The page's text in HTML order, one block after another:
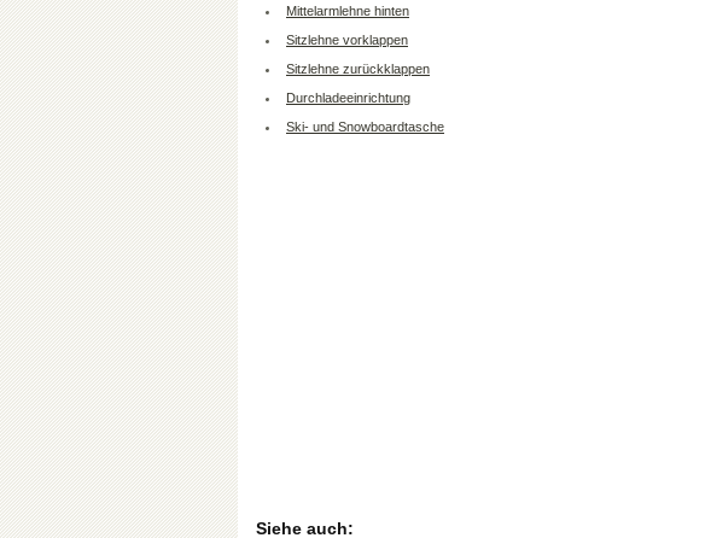
Mittelarmlehne hinten
Sitzlehne vorklappen
Sitzlehne zurückklappen
Durchladeeinrichtung
Ski- und Snowboardtasche
Siehe auch: